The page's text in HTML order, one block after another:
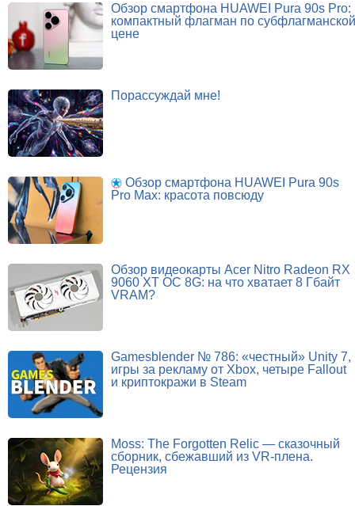
Обзор смартфона HUAWEI Pura 90s Pro:
компактный флагман по субфлагманской
цене
Порассуждай мне!
Обзор смартфона HUAWEI Pura 90s
Pro Max: красота повсюду
Обзор видеокарты Acer Nitro Radeon RX
9060 XT OC 8G: на что хватает 8 Гбайт
VRAM?
Gamesblender № 786: «честный» Unity 7,
игры за рекламу от Xbox, четыре Fallout
и криптокражи в Steam
Moss: The Forgotten Relic — сказочный
сборник, сбежавший из VR-плена.
Рецензия